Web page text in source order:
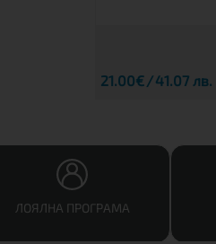
21.00€ 41.07 лв.
ЛОЯЛНА ПРОГРАМА